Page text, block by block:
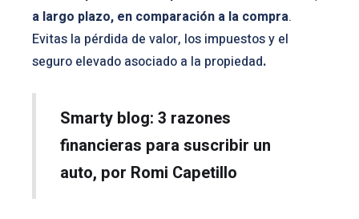
a largo plazo, en comparación a la compra.
Evitas la pérdida de valor, los impuestos y el
seguro elevado asociado a la propiedad.
Smarty blog: 3 razones
financieras para suscribir un
auto, por Romi Capetillo